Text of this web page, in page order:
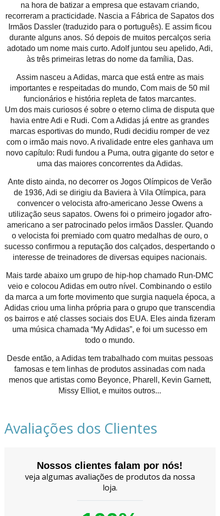
na hora de batizar a empresa que estavam criando,
recorreram a practicidade. Nascia a Fábrica de Sapatos dos
Irmãos Dassler (traduzido para o português). E assim ficou
durante alguns anos. Só depois de muitos percalços seria
adotado um nome mais curto. Adolf juntou seu apelido, Adi,
às três primeiras letras do nome da família, Das.
Assim nasceu a Adidas, marca que está entre as mais
importantes e respeitadas do mundo, Com mais de 50 mil
funcionários e história repleta de fatos marcantes.
Um dos mais curiosos é sobre o eterno clima de disputa que
havia entre Adi e Rudi. Com a Adidas já entre as grandes
marcas esportivas do mundo, Rudi decidiu romper de vez
com o irmão mais novo. A rivalidade entre eles ganhava um
novo capítulo: Rudi fundou a Puma, outra gigante do setor e
uma das maiores concorrentes da Adidas.
Ante disto ainda, no decorrer os Jogos Olímpicos de Verão
de 1936, Adi se dirigiu da Baviera à Vila Olímpica, para
convencer o velocista afro-americano Jesse Owens a
utilização seus sapatos. Owens foi o primeiro jogador afro-
americano a ser patrocinado pelos irmãos Dassler. Quando
o velocista foi premiado com quatro medalhas de ouro, o
sucesso confirmou a reputação dos calçados, despertando o
interesse de treinadores de diversas equipes nacionais.
Mais tarde abaixo um grupo de hip-hop chamado Run-DMC
veio e colocou Adidas em outro nível. Combinando o estilo
da marca a um forte movimento que surgia naquela época, a
Adidas criou uma linha própria para o grupo que transcendia
os bairros e até classes sociais dos EUA. Eles ainda fizeram
uma música chamada “My Adidas”, e foi um sucesso em
todo o mundo.
Desde então, a Adidas tem trabalhado com muitas pessoas
famosas e tem linhas de produtos assinadas com nada
menos que artistas como Beyonce, Pharell, Kevin Garnett,
Missy Elliot, e muitos outros...
Avaliações dos Clientes
Nossos clientes falam por nós!
veja algumas avaliações de produtos da nossa
loja.